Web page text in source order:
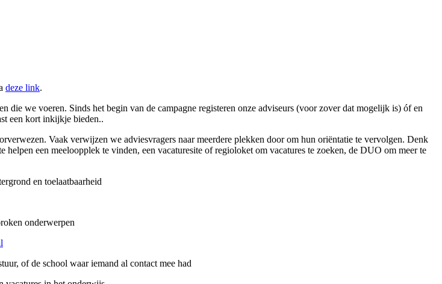
deze link.
we voeren. Sinds het begin van de campagne registeren onze adviseurs (voor zover dat mogelijk is) óf en
een kort inkijkje bieden..
Vaak verwijzen we adviesvragers naar meerdere plekken door om hun oriëntatie te vervolgen. Denk
een meeloopplek te vinden, een vacaturesite of regioloket om vacatures te zoeken, de DUO om meer te
en toelaatbaarheid
onderwerpen
of de school waar iemand al contact mee had